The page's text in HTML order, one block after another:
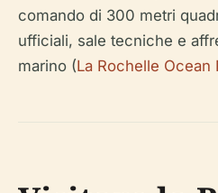
comando di 300 metri
ufficiali, sale tecniche e
marino (La Rochelle Ocean